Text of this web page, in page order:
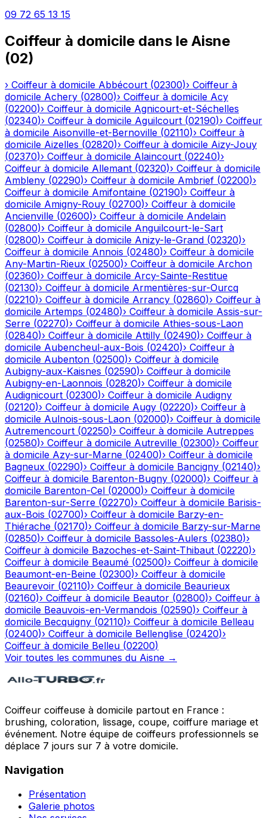
09 72 65 13 15
Coiffeur à domicile dans le Aisne
(02)
› Coiffeur à domicile Abbécourt (02300)› Coiffeur à
domicile Achery (02800)› Coiffeur à domicile Acy
(02200)› Coiffeur à domicile Agnicourt-et-Séchelles
(02340)› Coiffeur à domicile Aguilcourt (02190)› Coiffeur
à domicile Aisonville-et-Bernoville (02110)› Coiffeur à
domicile Aizelles (02820)› Coiffeur à domicile Aizy-Jouy
(02370)› Coiffeur à domicile Alaincourt (02240)›
Coiffeur à domicile Allemant (02320)› Coiffeur à domicile
Ambleny (02290)› Coiffeur à domicile Ambrief (02200)›
Coiffeur à domicile Amifontaine (02190)› Coiffeur à
domicile Amigny-Rouy (02700)› Coiffeur à domicile
Ancienville (02600)› Coiffeur à domicile Andelain
(02800)› Coiffeur à domicile Anguilcourt-le-Sart
(02800)› Coiffeur à domicile Anizy-le-Grand (02320)›
Coiffeur à domicile Annois (02480)› Coiffeur à domicile
Any-Martin-Rieux (02500)› Coiffeur à domicile Archon
(02360)› Coiffeur à domicile Arcy-Sainte-Restitue
(02130)› Coiffeur à domicile Armentières-sur-Ourcq
(02210)› Coiffeur à domicile Arrancy (02860)› Coiffeur à
domicile Artemps (02480)› Coiffeur à domicile Assis-sur-
Serre (02270)› Coiffeur à domicile Athies-sous-Laon
(02840)› Coiffeur à domicile Attilly (02490)› Coiffeur à
domicile Aubencheul-aux-Bois (02420)› Coiffeur à
domicile Aubenton (02500)› Coiffeur à domicile
Aubigny-aux-Kaisnes (02590)› Coiffeur à domicile
Aubigny-en-Laonnois (02820)› Coiffeur à domicile
Audignicourt (02300)› Coiffeur à domicile Audigny
(02120)› Coiffeur à domicile Augy (02220)› Coiffeur à
domicile Aulnois-sous-Laon (02000)› Coiffeur à domicile
Autremencourt (02250)› Coiffeur à domicile Autreppes
(02580)› Coiffeur à domicile Autreville (02300)› Coiffeur
à domicile Azy-sur-Marne (02400)› Coiffeur à domicile
Bagneux (02290)› Coiffeur à domicile Bancigny (02140)›
Coiffeur à domicile Barenton-Bugny (02000)› Coiffeur à
domicile Barenton-Cel (02000)› Coiffeur à domicile
Barenton-sur-Serre (02270)› Coiffeur à domicile Barisis-
aux-Bois (02700)› Coiffeur à domicile Barzy-en-
Thiérache (02170)› Coiffeur à domicile Barzy-sur-Marne
(02850)› Coiffeur à domicile Bassoles-Aulers (02380)›
Coiffeur à domicile Bazoches-et-Saint-Thibaut (02220)›
Coiffeur à domicile Beaumé (02500)› Coiffeur à domicile
Beaumont-en-Beine (02300)› Coiffeur à domicile
Beaurevoir (02110)› Coiffeur à domicile Beaurieux
(02160)› Coiffeur à domicile Beautor (02800)› Coiffeur à
domicile Beauvois-en-Vermandois (02590)› Coiffeur à
domicile Becquigny (02110)› Coiffeur à domicile Belleau
(02400)› Coiffeur à domicile Bellenglise (02420)›
Coiffeur à domicile Belleu (02200)
Voir toutes les communes du Aisne →
Coiffeur coiffeuse à domicile partout en France :
brushing, coloration, lissage, coupe, coiffure mariage et
événement. Notre équipe de coiffeurs professionnels se
déplace 7 jours sur 7 à votre domicile.
Navigation
Présentation
Galerie photos